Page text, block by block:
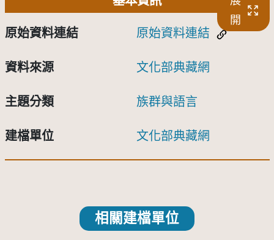
開
原始資料連結 原始資料連結
資料來源 文化部典藏網
主題分類 族群與語言
建檔單位 文化部典藏網
相關建檔單位